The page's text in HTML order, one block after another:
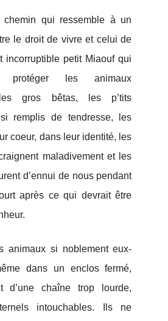
qui ressemble à un
le droit de vivre et celui de
incorruptible petit Miaouf qui
protéger les animaux
les gros bêtas, les p’tits
remplis de tendresse, les
coeur, dans leur identité, les
maladivement et les
d’ennui de nous pendant
après ce qui devrait être
animaux si noblement eux-
dans un enclos fermé,
d’une chaîne trop lourde,
intouchables. Ils ne